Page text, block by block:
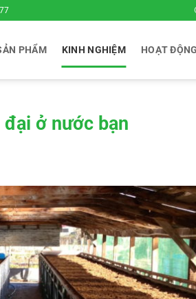
PHẨM KINH NGHIỆM HOẠT ĐỘNG
ở nước bạn